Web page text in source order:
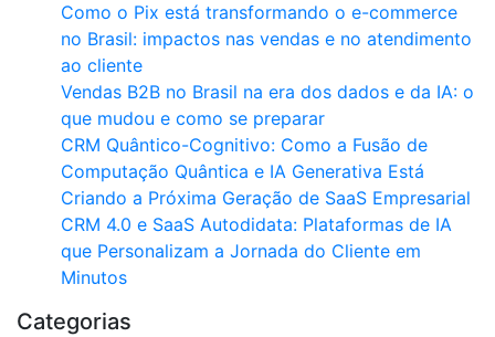
Como o Pix está transformando o e-commerce
no Brasil: impactos nas vendas e no atendimento
ao cliente
Vendas B2B no Brasil na era dos dados e da IA: o
que mudou e como se preparar
CRM Quântico-Cognitivo: Como a Fusão de
Computação Quântica e IA Generativa Está
Criando a Próxima Geração de SaaS Empresarial
CRM 4.0 e SaaS Autodidata: Plataformas de IA
que Personalizam a Jornada do Cliente em
Minutos
Categorias